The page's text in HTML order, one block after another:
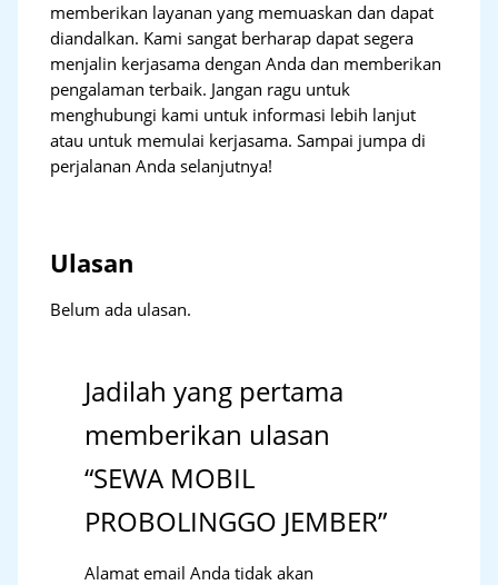
memberikan layanan yang memuaskan dan dapat
diandalkan. Kami sangat berharap dapat segera
menjalin kerjasama dengan Anda dan memberikan
pengalaman terbaik. Jangan ragu untuk
menghubungi kami untuk informasi lebih lanjut
atau untuk memulai kerjasama. Sampai jumpa di
perjalanan Anda selanjutnya!
Ulasan
Belum ada ulasan.
Jadilah yang pertama
memberikan ulasan
“SEWA MOBIL
PROBOLINGGO JEMBER”
Alamat email Anda tidak akan